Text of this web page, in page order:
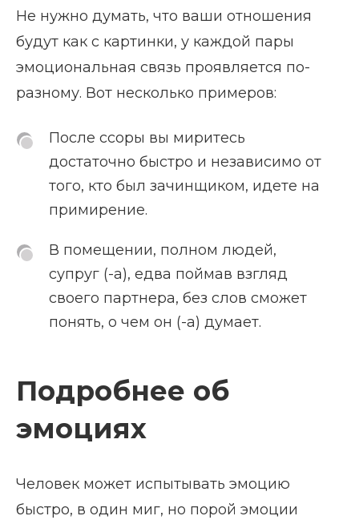
Не нужно думать, что ваши отношения
будут как с картинки, у каждой пары
эмоциональная связь проявляется по-
разному. Вот несколько примеров:
После ссоры вы миритесь
достаточно быстро и независимо от
того, кто был зачинщиком, идете на
примирение.
В помещении, полном людей,
супруг (-а), едва поймав взгляд
своего партнера, без слов сможет
понять, о чем он (-а) думает.
Подробнее об
эмоциях
Человек может испытывать эмоцию
быстро, в один миг, но порой эмоции